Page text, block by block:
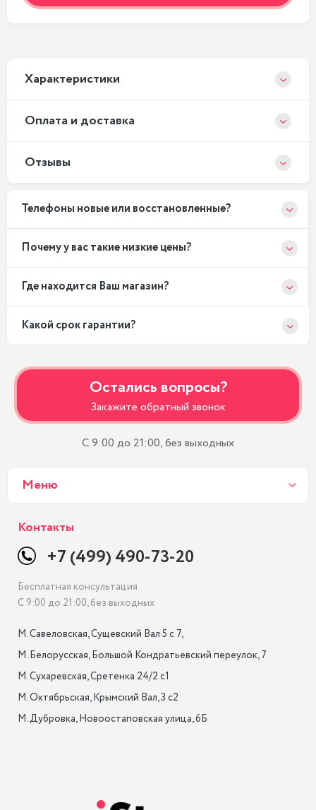
Xарактеристики
Оплата и доставка
Отзывы
Телефоны новые или восстановленные?
Почему у вас такие низкие цены?
Где находится Ваш магазин?
Какой срок гарантии?
Остались вопросы?
Закажите обратный звонок
С 9:00 до 21:00, без выходных
Меню
Контакты
+7 (499) 490-73-20
Бесплатная консультация
С 9:00 до 21:00, без выходных
М. Савеловская, Сущевский Вал 5 с 7,
М. Белорусская, Большой Кондратьевский переулок, 7
М. Сухаревская, Сретенка 24/2 с1
М. Октябрьская, Крымский Вал, 3 с2
М. Дубровка, Новоостаповская улица, 6Б